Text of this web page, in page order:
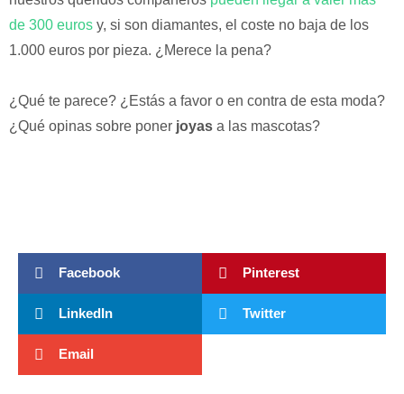
de 300 euros y, si son diamantes, el coste no baja de los
1.000 euros por pieza. ¿Merece la pena?
¿Qué te parece? ¿Estás a favor o en contra de esta moda?
¿Qué opinas sobre poner joyas a las mascotas?
Facebook Pinterest
LinkedIn Twitter
Email